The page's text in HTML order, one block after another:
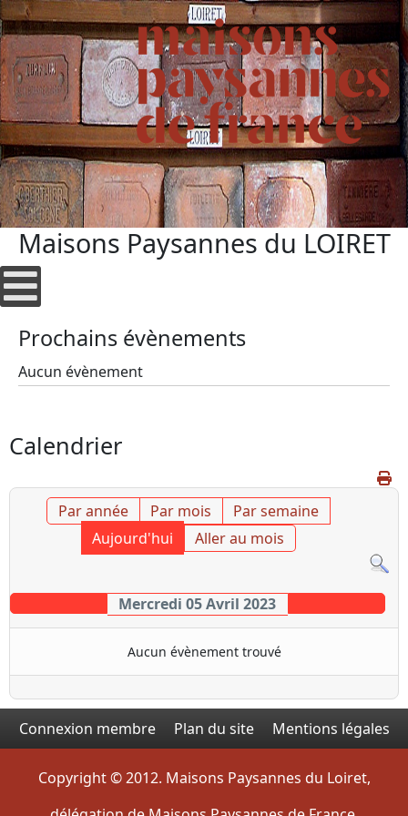
Maisons Paysannes du LOIRET
Prochains évènements
Aucun évènement
Calendrier
Par année Par mois
Par semaine
Aujourd'hui
Aller au mois
Mercredi 05 Avril 2023
Aucun évènement trouvé
Connexion membre Plan du site Mentions légales
Copyright © 2012. Maisons Paysannes du Loiret,